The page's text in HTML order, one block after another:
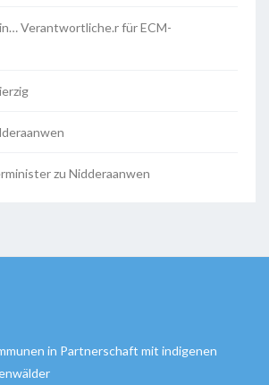
Verantwortliche.r für ECM-
zu Nidderaanwen
in Partnerschaft mit indigenen